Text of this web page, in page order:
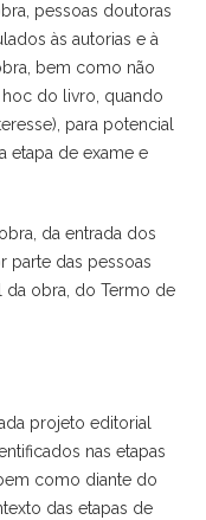
pessoas doutoras
às autorias e à
bem como não
do livro, quando
para potencial
etapa de exame e
da entrada dos
parte das pessoas
da obra, do Termo de
projeto editorial
nas etapas
como diante do
das etapas de